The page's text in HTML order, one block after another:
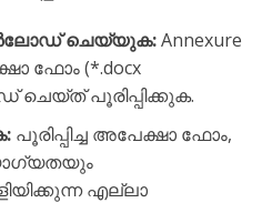
ചെയ്യുക:Annexure
ഫോം (*.docx
പൂരിപ്പിക്കുക.
പൂരിപ്പിച്ച അപേക്ഷാ ഫോം,
എല്ലാ